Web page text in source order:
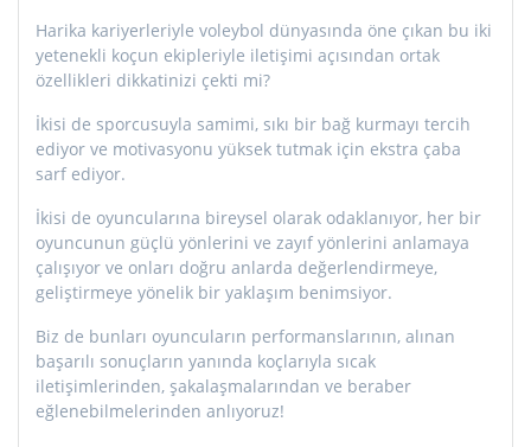
Harika kariyerleriyle voleybol dünyasında öne çıkan bu iki
yetenekli koçun ekipleriyle iletişimi açısından ortak
özellikleri dikkatinizi çekti mi?
İkisi de sporcusuyla samimi, sıkı bir bağ kurmayı tercih
ediyor ve motivasyonu yüksek tutmak için ekstra çaba
sarf ediyor.
İkisi de oyuncularına bireysel olarak odaklanıyor, her bir
oyuncunun güçlü yönlerini ve zayıf yönlerini anlamaya
çalışıyor ve onları doğru anlarda değerlendirmeye,
geliştirmeye yönelik bir yaklaşım benimsiyor.
Biz de bunları oyuncuların performanslarının, alınan
başarılı sonuçların yanında koçlarıyla sıcak
iletişimlerinden, şakalaşmalarından ve beraber
eğlenebilmelerinden anlıyoruz!